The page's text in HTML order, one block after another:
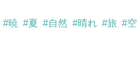
#暁 #夏 #自然 #晴れ #旅 #空